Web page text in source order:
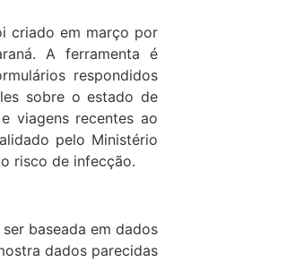
criado em março por
A ferramenta é
respondidos
sobre o estado de
viagens recentes ao
pelo Ministério
risco de infecção.
baseada em dados
dados parecidas